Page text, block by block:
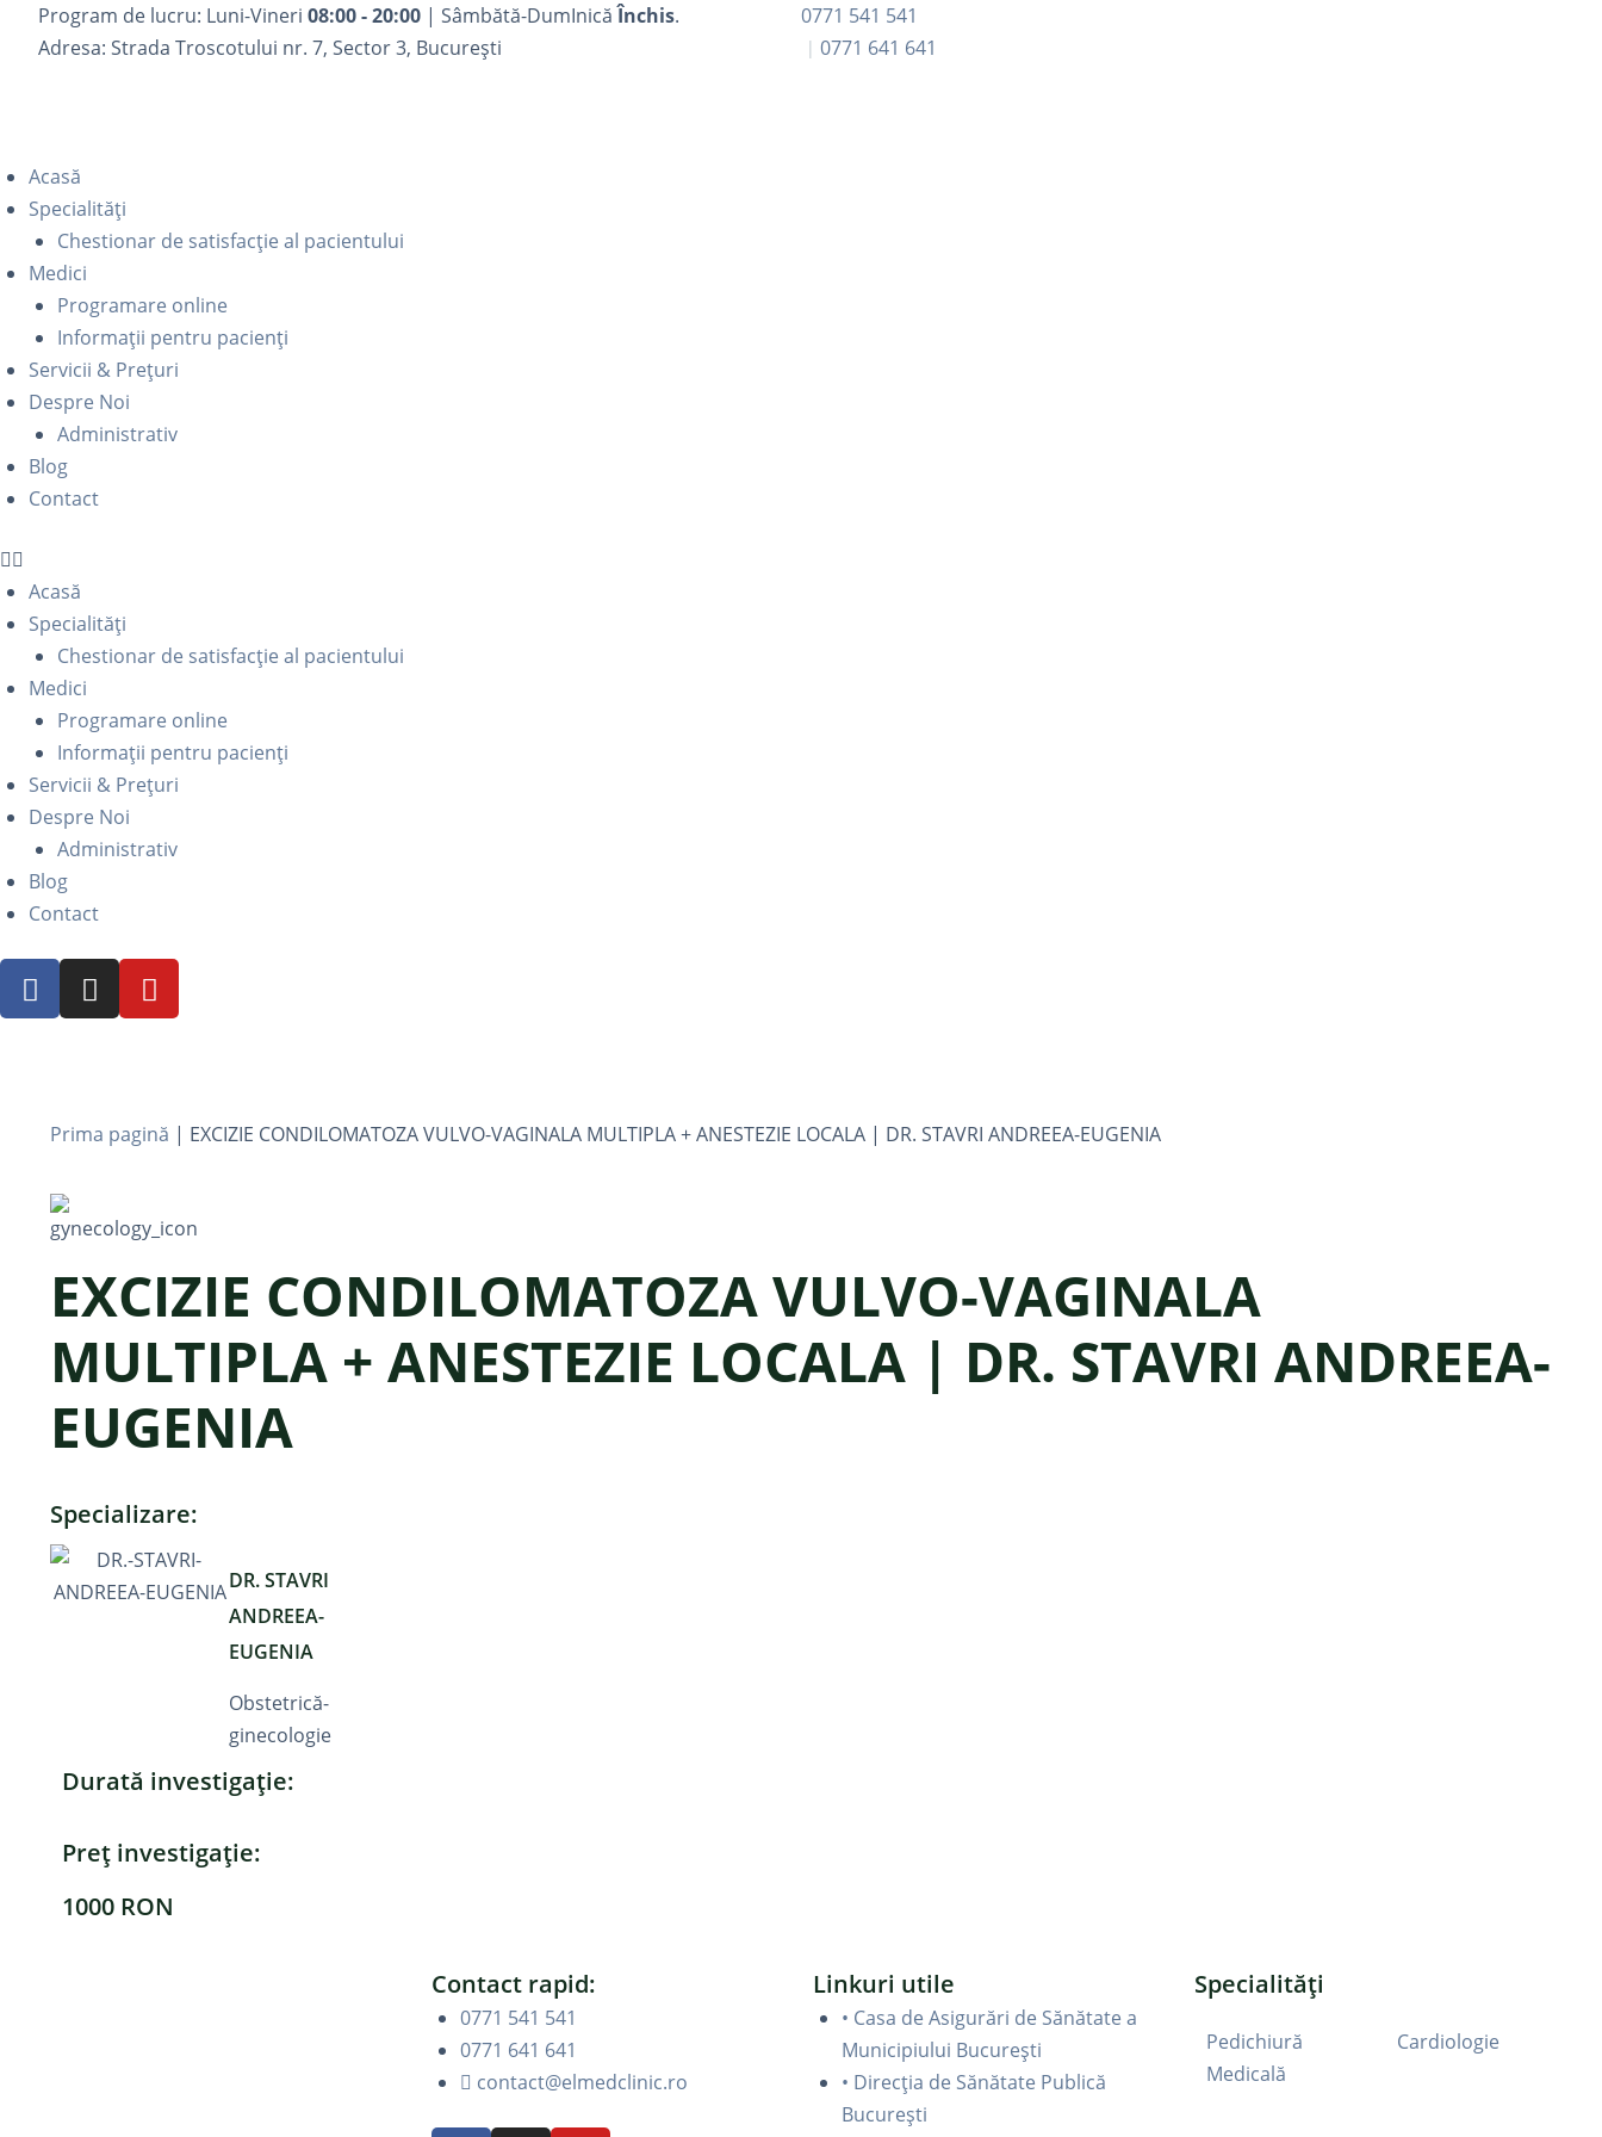
Program de lucru: Luni-Vineri 08:00 - 20:00 | Sâmbătă-DumInicăÎnchis.
Adresa: Strada Troscotului nr. 7, Sector 3, București
0771 541 541
0771 641 641
Acasă
Specialități
Chestionar de satisfacție al pacientului
Medici
Programare online
Informații pentru pacienți
Servicii & Prețuri
Despre Noi
Administrativ
Blog
Contact
Acasă
Specialități
Chestionar de satisfacție al pacientului
Medici
Programare online
Informații pentru pacienți
Servicii & Prețuri
Despre Noi
Administrativ
Blog
Contact
Prima pagină | EXCIZIE CONDILOMATOZA VULVO-VAGINALA MULTIPLA + ANESTEZIE LOCALA | DR. STAVRI ANDREEA-EUGENIA
EXCIZIE CONDILOMATOZA VULVO-VAGINALA
MULTIPLA + ANESTEZIE LOCALA | DR. STAVRI ANDREEA-
EUGENIA
Specializare:
DR. STAVRI
ANDREEA-
EUGENIA
Obstetrică-
ginecologie
Durată investigație:
Preț investigație:
1000 RON
Contact rapid:
0771 541 541
0771 641 641
contact@elmedclinic.ro
Linkuri utile
• Casa de Asigurări de Sănătate a
Municipiului București
• Direcția de Sănătate Publică
București
Specialități
Pedichiură
Medicală
Cardiologie